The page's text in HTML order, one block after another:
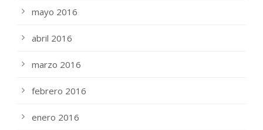
mayo 2016
abril 2016
marzo 2016
febrero 2016
enero 2016